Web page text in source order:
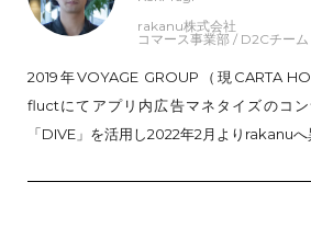
rakanu株式会社
コマース事業部 / D2Cチーム
2019年VOYAGE GROUP（現CARTA
fluctにてアプリ内広告マネタイズのコン
「DIVE」を活用し2022年2月よりrakanuへ